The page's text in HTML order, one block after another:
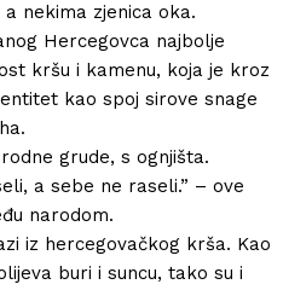
nekima zjenica oka.
Hercegovca najbolje
kršu i kamenu, koja je kroz
kao spoj sirove snage
grude, s ognjišta.
a sebe ne raseli.” – ove
narodom.
iz hercegovačkog krša. Kao
buri i suncu, tako su i